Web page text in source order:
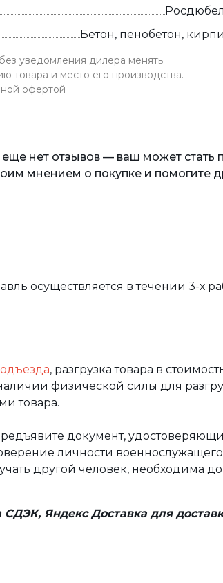
Бетон, пенобетон,
уведомления дилера менять
товара и место его производства.
офертой
еще нет отзывов — ваш может стать
мнением о покупке и помогите
осуществляется в течении 3-х
, разгрузка товара в
физической силы для
товара.
документ,
личности
другой человек, необходима
Яндекс Доставка для